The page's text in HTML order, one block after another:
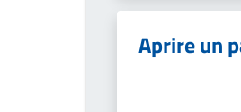
Aprire un